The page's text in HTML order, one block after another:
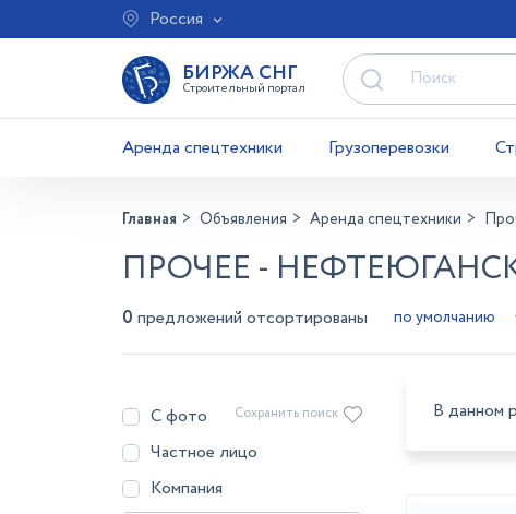
Россия
БИРЖА СНГ
Строительный портал
Аренда спецтехники Грузоперевозки
Главная Объявления Аренда спецтехники
ПРОЧЕЕ -
0 предложений отсортированы
С фото
Частное лицо
Компания
Сохранить поиск В данном